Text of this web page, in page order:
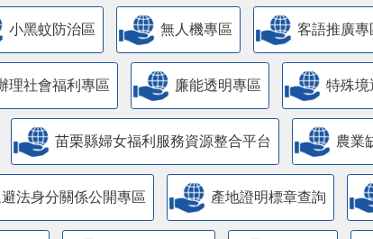
小黑蚊防治區 無人機專區 客語推廣專
理社會福利專區 廉能透明專區 特殊境
苗栗縣婦女福利服務資源整合平台 農業
法身分關係公開專區 產地證明標章查詢